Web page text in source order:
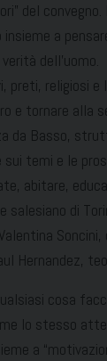
del
a
dell’uomo.
preti, religiosi e
e tornare alla
da Basso,
temi e le
abitare,
di
Hernandez,
cosa
lo stesso
a